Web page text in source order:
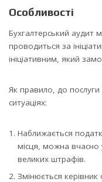
Особливості
Бухгалтерський аудит
проводиться за
ініціативним, який
Як правило, до послуги
ситуаціях:
Наближається
місця, можна вчасно
великих штрафів.
Змінюється керівник